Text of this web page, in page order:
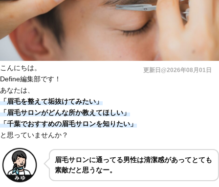
更新日@2026年08月01日
こんにちは。
Define編集部です！
あなたは、
「眉毛を整えて垢抜けてみたい」
「眉毛サロンがどんな所か教えてほしい」
「千葉でおすすめの眉毛サロンを知りたい」
と思っていませんか？
眉毛サロンに通ってる男性は清潔感があってとても
素敵だと思うなー。